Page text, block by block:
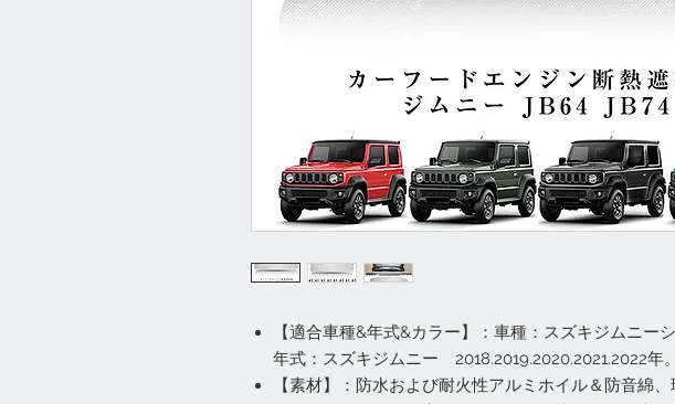
【適合車種&年式&カラー】：車種：スズキジムニー
年式：スズキジムニー 2018.2019.2020.2021.2022年。
【素材】：防水および耐火性アルミホイル＆防音綿